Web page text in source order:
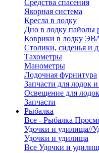
Средства спасения
Якорная система
Кресла в лодку
Дно в лодку пайолы
Коврики в лодку
Столики, сиденья и
Тахометры
Манометры
Лодочная фурнитура
Запчасти для лодок
Освещение для лодок
Запчасти
Рыбалка
Все - Рыбалка
Удочки и удилища//
Удочки и удилища
Все Удочки и